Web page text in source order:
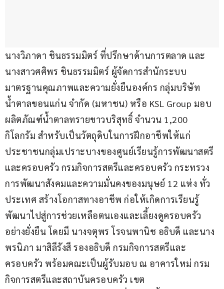
นางวิภาดา ชินธรรมมิตร์ ที่ปรึกษาด้านการตลาด และ
นางสาวศศิพร ชินธรรมมิตร์ ผู้จัดการสำนักระบบ
มาตรฐานคุณภาพและความยั่งยืนองค์กร กลุ่มบริษัท
น้ำตาลขอนแก่น จำกัด (มหาชน) หรือ KSL Group มอบ
ผลิตภัณฑ์น้ำตาลทรายขาวบริสุทธิ์ จำนวน 1,200
กิโลกรัม สำหรับเป็นวัตถุดิบในการฝึกอาชีพให้แก่
ประชาชนกลุ่มเปราะบางของศูนย์เรียนรู้การพัฒนาสตรี
และครอบครัว กรมกิจการสตรีและครอบครัว กระทรวง
การพัฒนาสังคมและความมั่นคงของมนุษย์ 12 แห่ง ทั่ว
ประเทศ สร้างโอกาสทางอาชีพ ก่อให้เกิดการเรียนรู้
พัฒนาไปสู่การช่วยเหลือตนเองและเลี้ยงดูครอบครัว
อย่างยั่งยืน โดยมี นางจตุพร โรจนพานิช อธิบดี และนาง
พรนิภา มาสิลีรังสี รองอธิบดี กรมกิจการสตรีและ
ครอบครัว พร้อมคณะเป็นผู้รับมอบ ณ อาคารใหม่ กรม
กิจการสตรีและสถาบันครอบครัว เขต